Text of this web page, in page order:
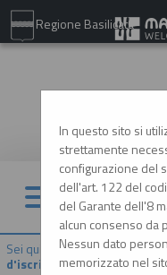
Regione Basilicata
Sei qui: Home»Elenco
d'iscrizione archiviati
In questo sito si
strettamente
configurazione del
dell'art. 122 del
del Garante dell'8
alcun consenso da
Nessun dato
memorizzato nel